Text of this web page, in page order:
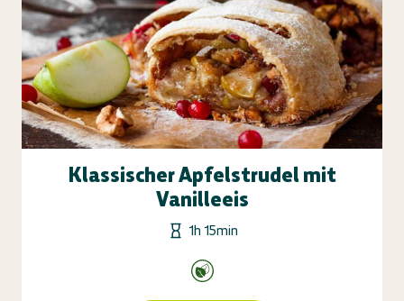
Klassischer Apfelstrudel mit
Vanilleeis
1h 15min